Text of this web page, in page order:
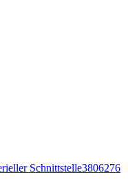
Schnittstelle3806276